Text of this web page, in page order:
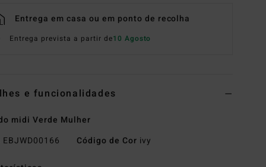
Entrega em casa ou em ponto de recolha
Entrega prevista a partir de10 Agosto
e funcionalidades
midi Verde Mulher
EBJWD00166 Código de Cor ivy